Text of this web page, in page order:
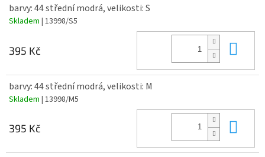
barvy: 44 střední modrá, velikosti: S
Skladem | 13998/S5
395 Kč
barvy: 44 střední modrá, velikosti: M
Skladem | 13998/M5
395 Kč